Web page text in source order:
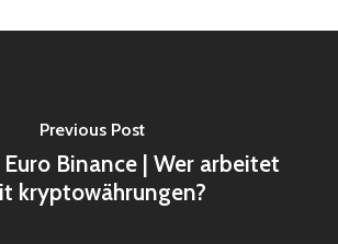
Previous Post
Binance | Wer arbeitet
kryptowährungen?